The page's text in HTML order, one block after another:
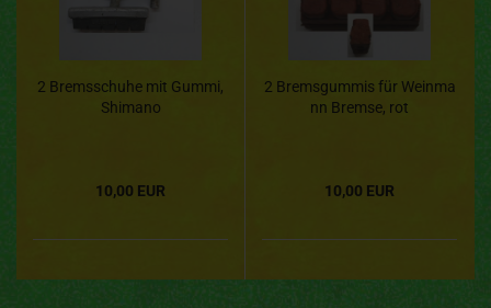
2 Bremsschuhe mit Gummi,
Shimano
10,00 EUR
2 Bremsgummis für Weinma
nn Bremse, rot
10,00 EUR